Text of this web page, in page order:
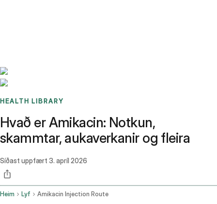
HEALTH LIBRARY
Hvað er Amikacin: Notkun,
skammtar, aukaverkanir og fleira
Síðast uppfært 3. apríl 2026
Heim Lyf Amikacin Injection Route